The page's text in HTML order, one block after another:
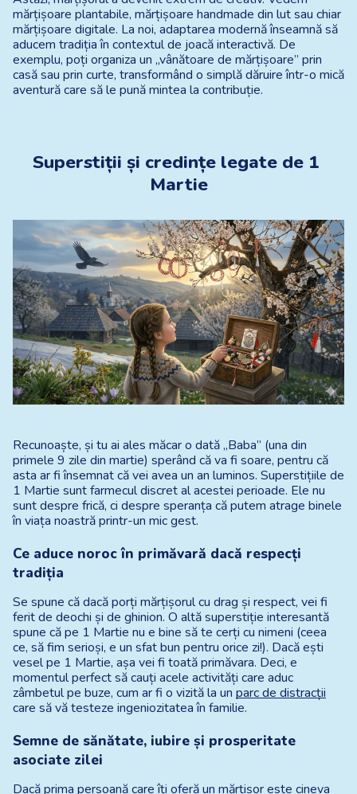
mărțișoare plantabile, mărțișoare handmade din lut sau chiar
mărțișoare digitale. La noi, adaptarea modernă înseamnă să
aducem tradiția în contextul de joacă interactivă. De
exemplu, poți organiza un „vânătoare de mărțișoare” prin
casă sau prin curte, transformând o simplă dăruire într-o mică
aventură care să le pună mintea la contribuție.
Superstiții și credințe legate de 1
Martie
Recunoaște, și tu ai ales măcar o dată „Baba” (una din
primele 9 zile din martie) sperând că va fi soare, pentru că
asta ar fi însemnat că vei avea un an luminos. Superstițiile de
1 Martie sunt farmecul discret al acestei perioade. Ele nu
sunt despre frică, ci despre speranța că putem atrage binele
în viața noastră printr-un mic gest.
Ce aduce noroc în primăvară dacă respecți
tradiția
Se spune că dacă porți mărțișorul cu drag și respect, vei fi
ferit de deochi și de ghinion. O altă superstiție interesantă
spune că pe 1 Martie nu e bine să te cerți cu nimeni (ceea
ce, să fim serioși, e un sfat bun pentru orice zi!). Dacă ești
vesel pe 1 Martie, așa vei fi toată primăvara. Deci, e
momentul perfect să cauți acele activități care aduc
zâmbetul pe buze, cum ar fi o vizită la un parc de distracții
care să vă testeze ingeniozitatea în familie.
Semne de sănătate, iubire și prosperitate
asociate zilei
Dacă prima persoană care îți oferă un mărțișor este cineva